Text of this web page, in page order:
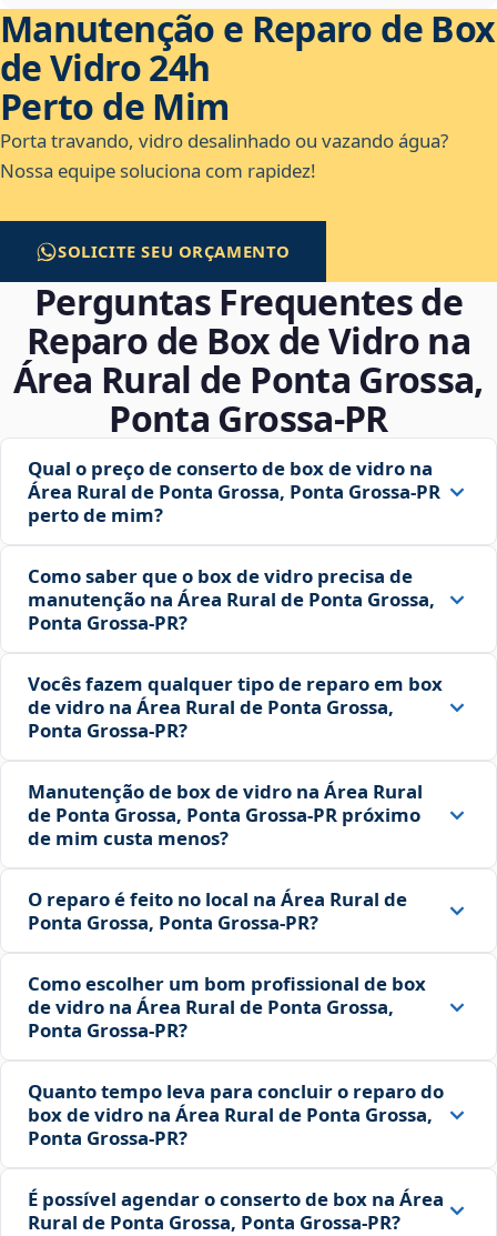
Manutenção e Reparo de Box
de Vidro 24h
Perto de Mim
Porta travando, vidro desalinhado ou vazando água?
Nossa equipe soluciona com rapidez!
SOLICITE SEU ORÇAMENTO
Perguntas Frequentes de
Reparo de Box de Vidro na
Área Rural de Ponta Grossa,
Ponta Grossa‑PR
Qual o preço de conserto de box de vidro na
Área Rural de Ponta Grossa, Ponta Grossa‑PR
perto de mim?
Como saber que o box de vidro precisa de
manutenção na Área Rural de Ponta Grossa,
Ponta Grossa‑PR?
Vocês fazem qualquer tipo de reparo em box
de vidro na Área Rural de Ponta Grossa,
Ponta Grossa‑PR?
Manutenção de box de vidro na Área Rural
de Ponta Grossa, Ponta Grossa‑PR próximo
de mim custa menos?
O reparo é feito no local na Área Rural de
Ponta Grossa, Ponta Grossa‑PR?
Como escolher um bom profissional de box
de vidro na Área Rural de Ponta Grossa,
Ponta Grossa‑PR?
Quanto tempo leva para concluir o reparo do
box de vidro na Área Rural de Ponta Grossa,
Ponta Grossa‑PR?
É possível agendar o conserto de box na Área
Rural de Ponta Grossa, Ponta Grossa‑PR?